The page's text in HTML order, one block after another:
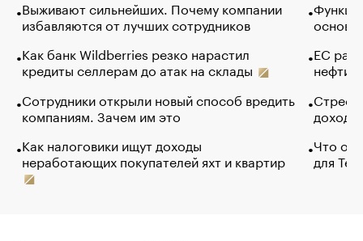
Выживают сильнейших. Почему компании
избавляются от лучших сотрудников
Как банк Wildberries резко нарастил
кредиты селлерам до атак на склады
Сотрудники открыли новый способ вредить
компаниям. Зачем им это
Как налоговики ищут доходы
неработающих покупателей яхт и квартир
основ
ЕС
нефти
Что
для